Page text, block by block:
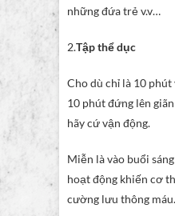
những đứa trẻ v.v…
2.Tập thể dục
Cho dù chỉ là 10 phút
10 phút đứng lên
hãy cứ vận động.
Miễn là vào buổi
hoạt động khiến cơ
cường lưu thông máu.